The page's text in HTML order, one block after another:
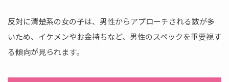
反対に清楚系の女の子は、男性からアプローチされる数が多
いため、イケメンやお金持ちなど、男性のスペックを重要視す
る傾向が見られます。